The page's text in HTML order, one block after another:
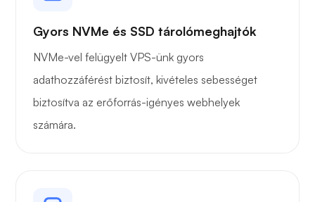
Gyors NVMe és SSD tárolómeghajtók
NVMe-vel felügyelt VPS-ünk gyors
adathozzáférést biztosít, kivételes sebességet
biztosítva az erőforrás-igényes webhelyek
számára.